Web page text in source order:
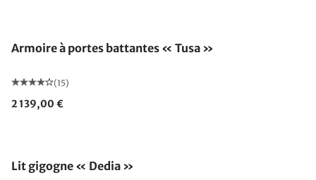
Armoire à portes battantes « Tusa »
(15)
2 139,00 €
Lit gigogne « Dedia »